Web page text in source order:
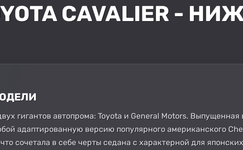
CAVALIER -
гигантов автопрома: Toyota и General Motors. Выпущенная
адаптированную версию популярного американского
сочетала в себе черты седана с характерной для